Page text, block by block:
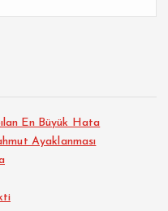
En Büyük Hata
Ayaklanması